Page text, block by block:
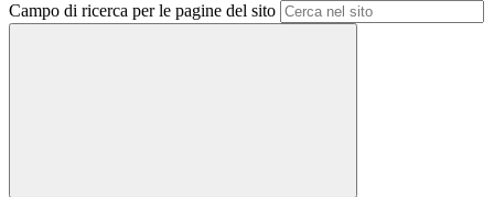
Campo di ricerca per le pagine del sito